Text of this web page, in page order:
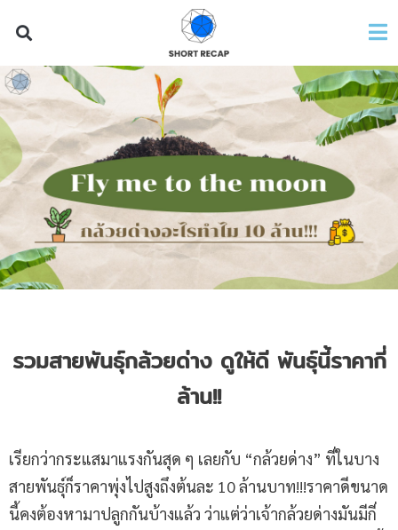
รวมสายพันธุ์กล้วยด่าง ดูให้ดี พันธุ์นี้ราคากี่
ล้าน!!
เรียกว่ากระแสมาแรงกันสุด ๆ เลยกับ “กล้วยด่าง” ที่ในบาง
สายพันธุ์ก็ราคาพุ่งไปสูงถึงต้นละ 10 ล้านบาท!!!ราคาดีขนาด
นี้คงต้องหามาปลูกกันบ้างแล้ว ว่าแต่ว่าเจ้ากล้วยด่างมันมีกี่